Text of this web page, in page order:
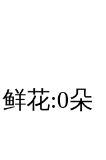
鲜花:0朵